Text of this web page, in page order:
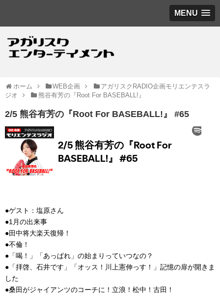
MENU
ホーム WEB企画
アガリスクRADIO企画モリエンテスラ
ジオ
熊谷有芳の『Root For BASEBALL!』
2/5 熊谷有芳の『Root For BASEBALL!』 #65
●ゲスト：塩原さん
●1月の出来事
●田中将大楽天復帰！
●不倫！
●「喝！」「あっぱれ」の始まりっていつなの？
●「拝啓、石井です」「オッス！川上憲伸っす！」記憶の扉が開きま
した
●桑田がジャイアンツのコーチに！立浪！松中！古田！